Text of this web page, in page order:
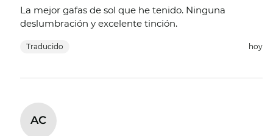
La mejor gafas de sol que he tenido. Ninguna
deslumbración y excelente tinción.
Traducido hoy
AC